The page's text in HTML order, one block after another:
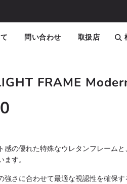
問い合わせ 取扱店
FRAME
感の優れた特殊なウレタンフレーム
す。
強さに合わせて最適な視認性を確保